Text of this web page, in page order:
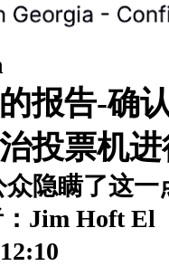
报告-确
投票机
众隐瞒了这一
Jim Hoft El
12:10